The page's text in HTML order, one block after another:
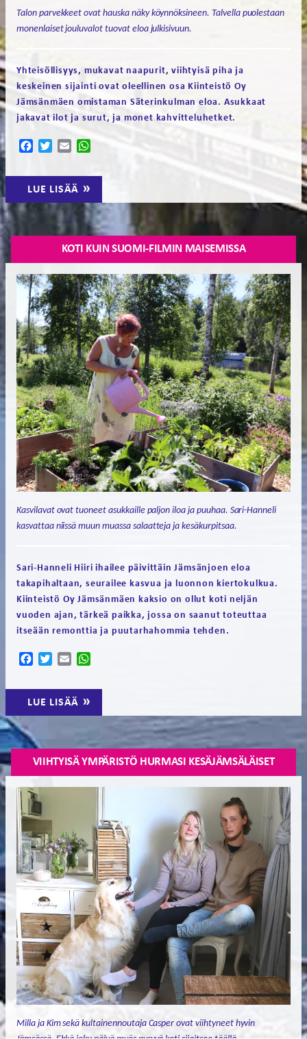
Talon parvekkeet ovat hauska näky köynnöksineen. Talvella puolestaan
monenlaiset jouluvalot tuovat eloa julkisivuun.
Yhteisöllisyys, mukavat naapurit, viihtyisä piha ja
keskeinen sijainti ovat oleellinen osa Kiinteistö Oy
Jämsänmäen omistaman Säterinkulman eloa. Asukkaat
jakavat ilot ja surut, ja monet kahvitteluhetket.
LUE LISÄÄ
FacebookTwitterEmail
KOTI KUIN SUOMI-FILMIN MAISEMISSA
Kasvilavat ovat tuoneet asukkaille paljon iloa ja puuhaa. Sari-Hanneli
kasvattaa niissä muun muassa salaatteja ja kesäkurpitsaa.
Sari-Hanneli Hiiri ihailee päivittäin Jämsänjoen eloa
takapihaltaan, seurailee kasvua ja luonnon kiertokulkua.
Kiinteistö Oy Jämsänmäen kaksio on ollut koti neljän
vuoden ajan, tärkeä paikka, jossa on saanut toteuttaa
itseään remonttia ja puutarhahommia tehden.
LUE LISÄÄ
FacebookTwitterEmail
VIIHTYISÄ YMPÄRISTÖ HURMASI KESÄJÄMSÄLÄISET
Milla ja Kim sekä kultainennoutaja Casper ovat viihtyneet hyvin